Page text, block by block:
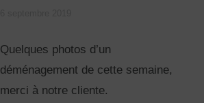
Quelques photos d’un
déménagement de cette semaine,
merci à notre cliente.